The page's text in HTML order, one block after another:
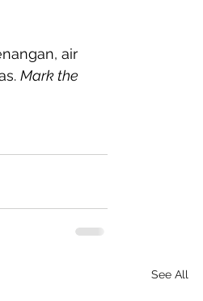
air
Mark the
See All